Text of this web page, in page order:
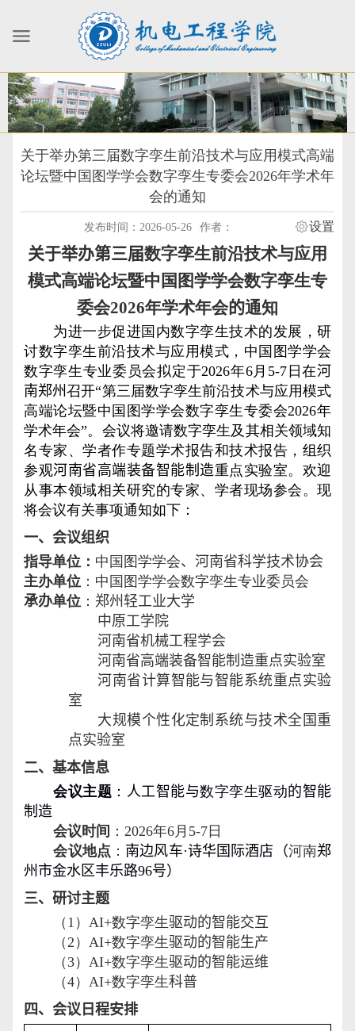
关于举办第三届数字孪生前沿技术与应用模式高端
论坛暨中国图学学会数字孪生专委会2026年学术年
会的通知
发布时间：2026-05-26 作者： 设置
关于举办第三届数字孪生前沿技术与应用
模式高端论坛暨中国图学学会数字孪生专
委会2026年学术年会的通知
为进一步促进国内数字孪生技术的发展，研
讨数字孪生前沿技术与应用模式，中国图学学会
数字孪生专业委员会拟定于2026年6月 5-7日在河
南郑州召开“第三届数字孪生前沿技术与应用模式
高端论坛暨中国图学学会数字孪生专委会2026年
学术年会”。会议将邀请数字孪生及其相关领域知
名专家、学者作专题学术报告和技术报告，组织
参观河南省高端装备智能制造重点实验室。欢迎
从事本领域相关研究的专家、学者现场参会。现
将会议有关事项通知如下：
一、会议组织
指导单位： 中国图学学会、 河南省科学技术协会
主办单位 ：中国图学学会数字孪生专业委员会
承办单位 ： 郑州轻工业大学
中原工学院
河南省机械工程学会
河南省高端装备智能制造重点实验室
河南省计算智能与智能系统重点实验
室
大规模个性化定制系统与技术全国重
点实验室
二、基本信息
会议主题 ： 人工智能与数字孪生驱动的智能
制造
会议时间 ： 2026年6 月 5-7日
会议地点 ： 南边风车·诗华国际酒店（河南郑
州市金水区丰乐路96号）
三、研讨主题
（ 1 ） AI+数字孪生驱动的智能交互
（ 2 ） AI+数字孪生驱动的智能生产
（3） AI+数字孪生驱动的智能运维
（4） AI+数字孪生科普
四、会议日程安排